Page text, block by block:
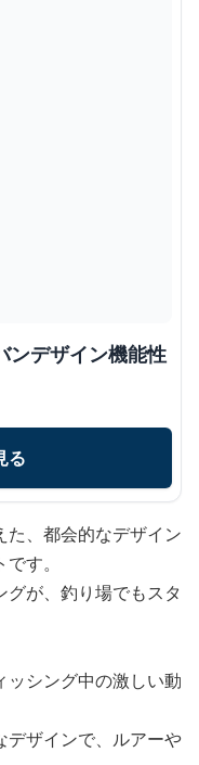
ンデザイン機能性
る
た、都会的なデザイン
す。
が、釣り場でもスタ
シング中の激しい動
デザインで、ルアーや